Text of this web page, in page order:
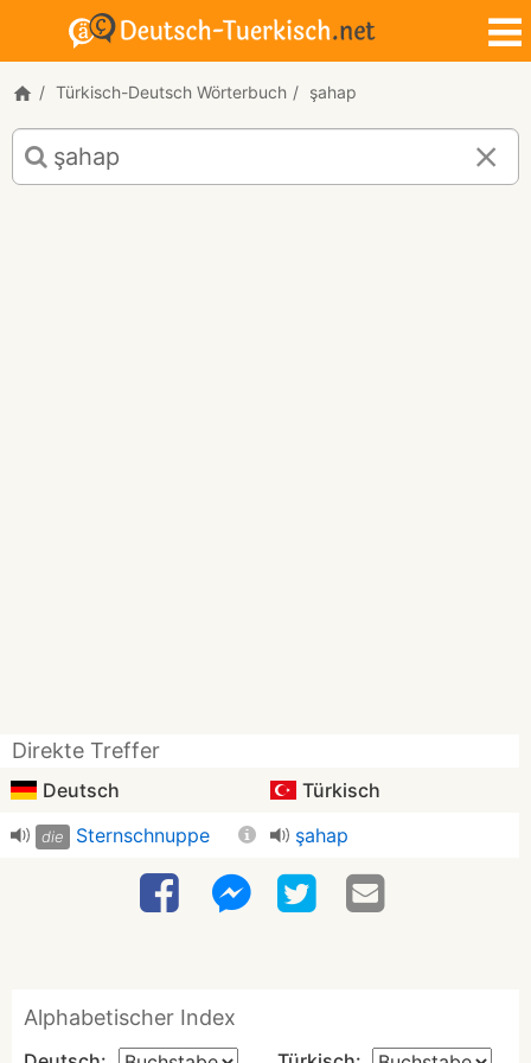
Türkisch-Deutsch Wörterbuch şahap
Türkisch-
Deutsch
Übersetzung
Direkte Treffer
Deutsch Türkisch
die Sternschnuppe şahap
Alphabetischer Index